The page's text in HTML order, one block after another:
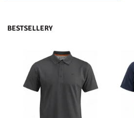
BESTSELLERY